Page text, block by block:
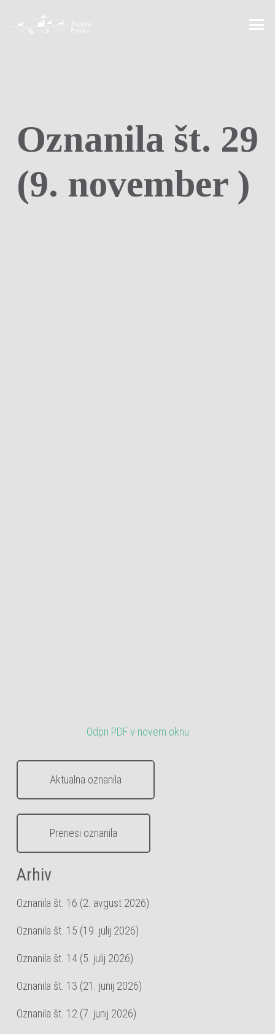
Oznanila št. 29
(9. november )
Odpri PDF v novem oknu
Aktualna oznanila
Prenesi oznanila
Arhiv
Oznanila št. 16 (2. avgust 2026)
Oznanila št. 15 (19. julij 2026)
Oznanila št. 14 (5. julij 2026)
Oznanila št. 13 (21. junij 2026)
Oznanila št. 12 (7. junij 2026)